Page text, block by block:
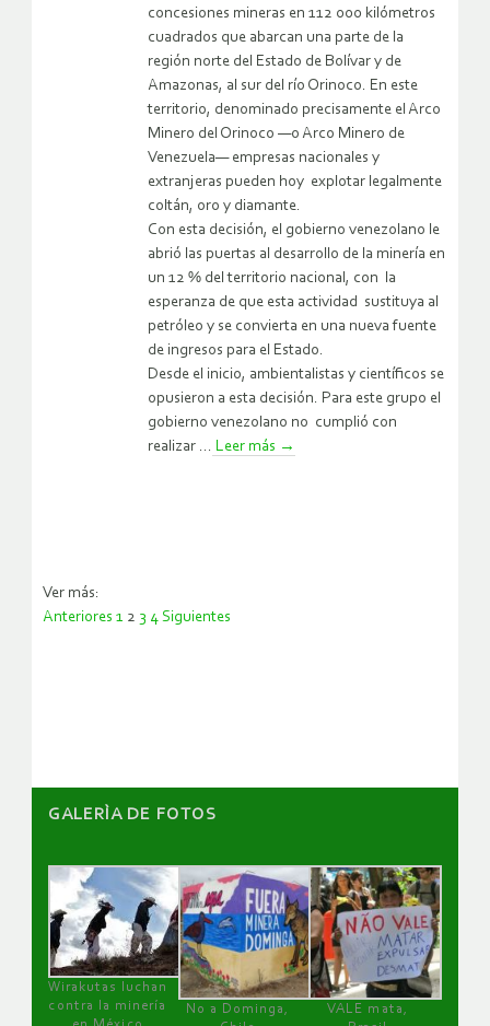
concesiones mineras en 112 000 kilómetros
cuadrados que abarcan una parte de la
región norte del Estado de Bolívar y de
Amazonas, al sur del río Orinoco. En este
territorio, denominado precisamente el Arco
Minero del Orinoco —o Arco Minero de
Venezuela— empresas nacionales y
extranjeras pueden hoy explotar legalmente
coltán, oro y diamante.
Con esta decisión, el gobierno venezolano le
abrió las puertas al desarrollo de la minería en
un 12 % del territorio nacional, con la
esperanza de que esta actividad sustituya al
petróleo y se convierta en una nueva fuente
de ingresos para el Estado.
Desde el inicio, ambientalistas y científicos se
opusieron a esta decisión. Para este grupo el
gobierno venezolano no cumplió con
realizar ... Leer más →
Ver más:
Paginación
Anteriores 1 2 3 4 Siguientes
GALERÌA DE FOTOS
Wirakutas luchan
contra la minería
No a Dominga,
VALE mata,